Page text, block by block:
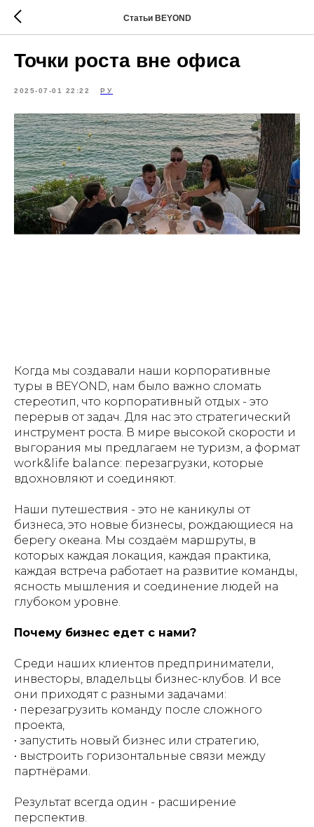
Статьи BEYOND
Точки роста вне офиса
2025-07-01 22:22 РУ
Когда мы создавали наши корпоративные
туры в BEYOND, нам было важно сломать
стереотип, что корпоративный отдых - это
перерыв от задач. Для нас это стратегический
инструмент роста. В мире высокой скорости и
выгорания мы предлагаем не туризм, а формат
work&life balance: перезагрузки, которые
вдохновляют и соединяют.
Наши путешествия - это не каникулы от
бизнеса, это новые бизнесы, рождающиеся на
берегу океана. Мы создаём маршруты, в
которых каждая локация, каждая практика,
каждая встреча работает на развитие команды,
ясность мышления и соединение людей на
глубоком уровне.
Почему бизнес едет с нами?
Среди наших клиентов предприниматели,
инвесторы, владельцы бизнес-клубов. И все
они приходят с разными задачами:
• перезагрузить команду после сложного
проекта,
• запустить новый бизнес или стратегию,
• выстроить горизонтальные связи между
партнёрами.
Результат всегда один - расширение
перспектив.